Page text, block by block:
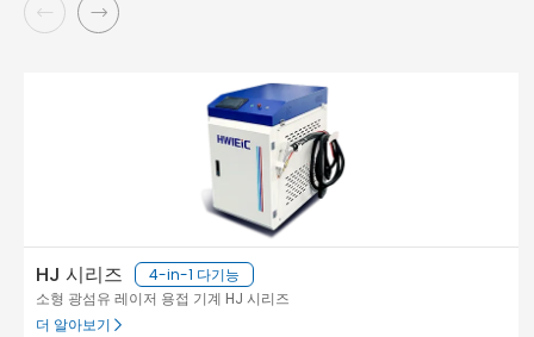
HJ 시리즈
4-in-1 다기능
소형 광섬유 레이저 용접 기계 HJ 시리즈
더 알아보기